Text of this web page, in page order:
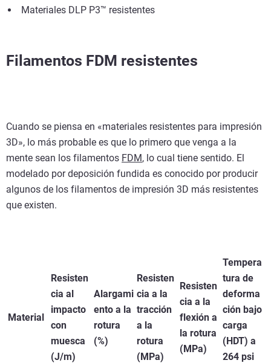
Materiales DLP P3™ resistentes
Filamentos FDM resistentes
Cuando se piensa en «materiales resistentes para impresión
3D», lo más probable es que lo primero que venga a la
mente sean los filamentos FDM, lo cual tiene sentido. El
modelado por deposición fundida es conocido por producir
algunos de los filamentos de impresión 3D más resistentes
que existen.
Material
Resisten
cia al
impacto
con
muesca
(J/m)
Alargami
ento a la
rotura
(%)
Resisten
cia a la
tracción
a la
rotura
(MPa)
Resisten
cia a la
flexión a
la rotura
(MPa)
Tempera
tura de
deforma
ción bajo
carga
(HDT) a
264 psi